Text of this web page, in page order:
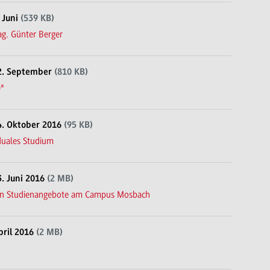
(539 KB)
Günter Berger
September (810 KB)
Oktober 2016 (95 KB)
Studium
Juni 2016 (2 MB)
am Campus Mosbach
2016 (2 MB)